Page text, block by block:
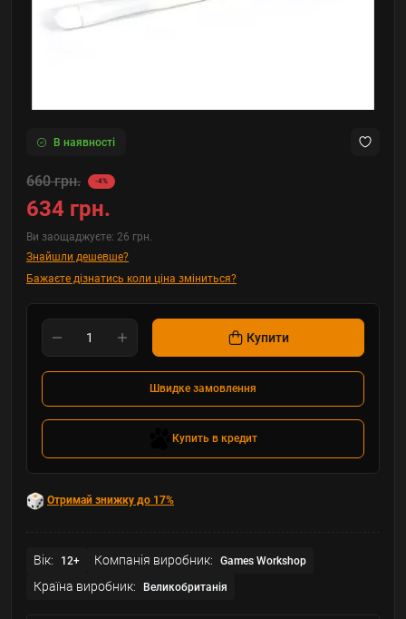
В наявності
660 грн. -4%
634 грн.
Ви заощаджуєте: 26 грн.
Знайшли дешевше?
Бажаєте дізнатись коли ціна зміниться?
Купити
Швидке замовлення
Купить в кредит
Отримай знижку до 17%
Вік: 12+ Компанія виробник: Games Workshop
Країна виробник: Великобританія